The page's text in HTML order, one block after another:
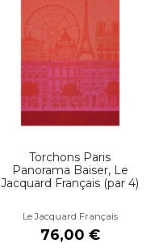
Torchons Paris
Panorama Baiser, Le
Jacquard Français (par 4)
Le Jacquard Français
76,00 €